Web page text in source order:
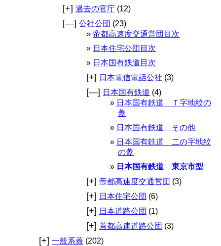
[+] 過去の官庁 (12)
[—] 公社公団 (23)
帝都高速度交通営団目次
日本住宅公団目次
日本国有鉄道目次
[+] 日本電信電話公社 (3)
[—] 日本国有鉄道 (4)
日本国有鉄道 Ｔ字地紋の
蓋
日本国有鉄道 その他
日本国有鉄道 二の字地紋
の蓋
日本国有鉄道 東京市型
[+] 帝都高速度交通営団 (3)
[+] 日本住宅公団 (6)
[+] 日本道路公団 (1)
[+] 首都高速道路公団 (3)
[+] 一般系蓋 (202)